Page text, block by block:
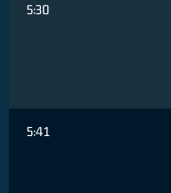
5:30
5:41